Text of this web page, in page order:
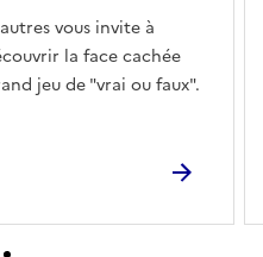
vous invite à
la face cachée
jeu de "vrai ou faux".